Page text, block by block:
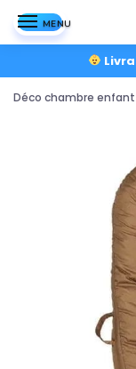
MENU
Déco chambre enfant